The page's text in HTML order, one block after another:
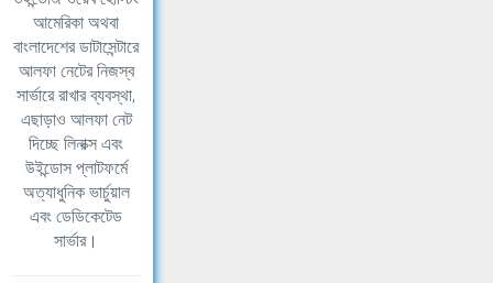
আমেরিকা অথবা
বাংলাদেশের ডাটাসেন্টারে
আলফা নেটের নিজস্ব
সার্ভারে রাখার ব্যবস্থা,
এছাড়াও আলফা নেট
দিচ্ছে লিনাক্স এবং
উইন্ডোস প্লাটফর্মে
অত্যাধুনিক ভার্চুয়াল
এবং ডেডিকেটেড
সার্ভার।